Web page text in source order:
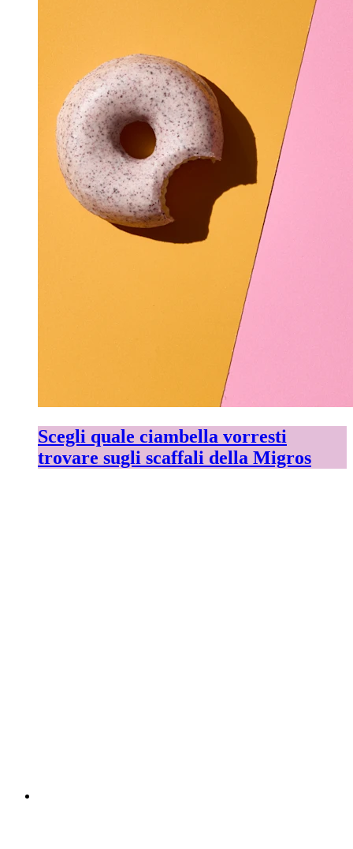
Scegli quale ciambella vorresti
trovare sugli scaffali della Migros